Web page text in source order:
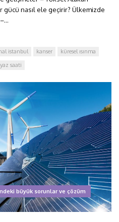
gücü nasıl ele geçirir? Ülkemizde
istanbul kanser
küresel ısınma
yaz saati
büyük sorunlar ve çözüm